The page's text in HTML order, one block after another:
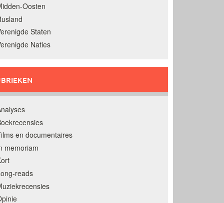
Oosten
Staten
Naties
en documentaires
memoriam
reads